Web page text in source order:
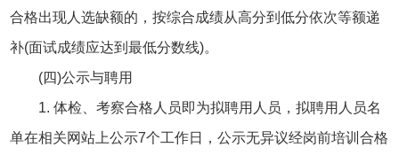
合格出现人选缺额的，按综合成绩从高分到低分依次等额递
补(面试成绩应达到最低分数线)。
(四)公示与聘用
1. 体检、考察合格人员即为拟聘用人员，拟聘用人员名
单在相关网站上公示7个工作日，公示无异议经岗前培训合格